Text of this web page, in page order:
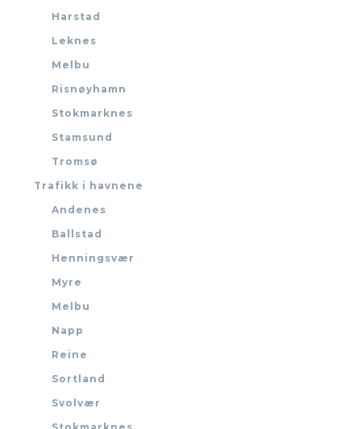
Harstad
Leknes
Melbu
Risnøyhamn
Stokmarknes
Stamsund
Tromsø
Trafikk i havnene
Andenes
Ballstad
Henningsvær
Myre
Melbu
Napp
Reine
Sortland
Svolvær